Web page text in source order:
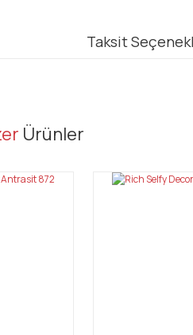
Taksit
öneri formunu kullanarak
Ürünler